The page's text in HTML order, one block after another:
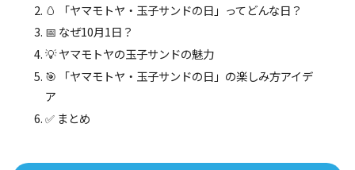
🥚 「ヤマモトヤ・玉子サンドの日」ってどんな日？
📅 なぜ10月1日？
💡 ヤマモトヤの玉子サンドの魅力
🎯 「ヤマモトヤ・玉子サンドの日」の楽しみ方アイデ
ア
✅ まとめ